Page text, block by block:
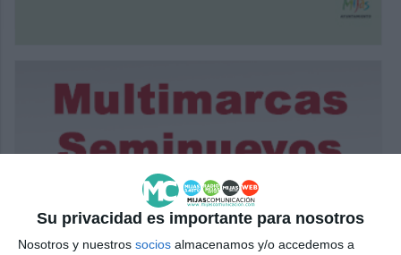
Su privacidad es importante para nosotros
Nosotros y nuestros socios almacenamos y/o accedemos a